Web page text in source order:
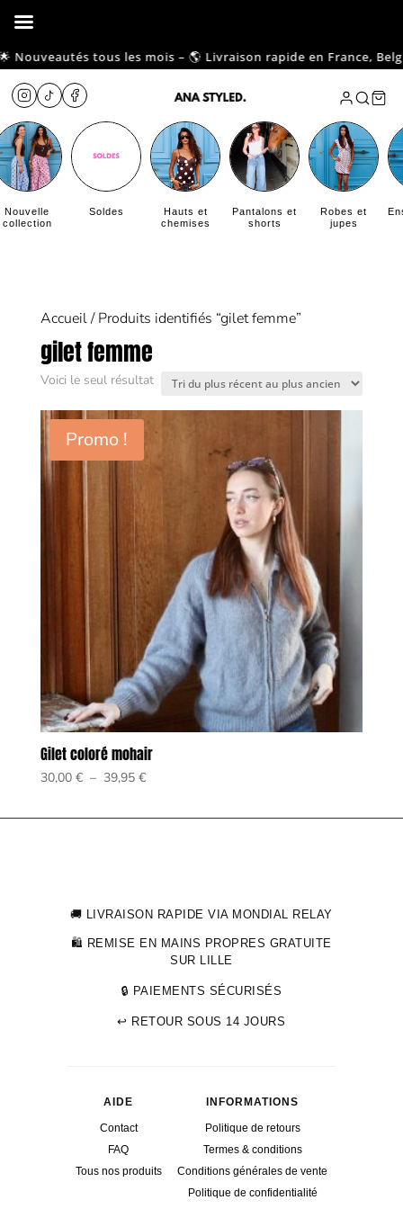
Nouveautés tous les mois – 🌎 Livraison rapide en France,
Nouvelle
collection
Soldes
Hauts et
chemises
Pantalons et
shorts
Robes et
jupes
Accueil/ Produits identifiés “gilet femme”
gilet femme
Voici le seul résultat
Promo !
Gilet coloré mohair
30,00 € – 39,95 €Plage
prix :
🚚 LIVRAISON RAPIDE VIA MONDIAL RELAY
🛍 REMISE EN MAINS PROPRES GRATUITE
SUR LILLE
🔒 PAIEMENTS SÉCURISÉS
↩ RETOUR SOUS 14 JOURS
AIDE
Contact
FAQ
Tous nos produits
INFORMATIONS
Politique de retours
Termes & conditions
Conditions générales de vente
Politique de confidentialité